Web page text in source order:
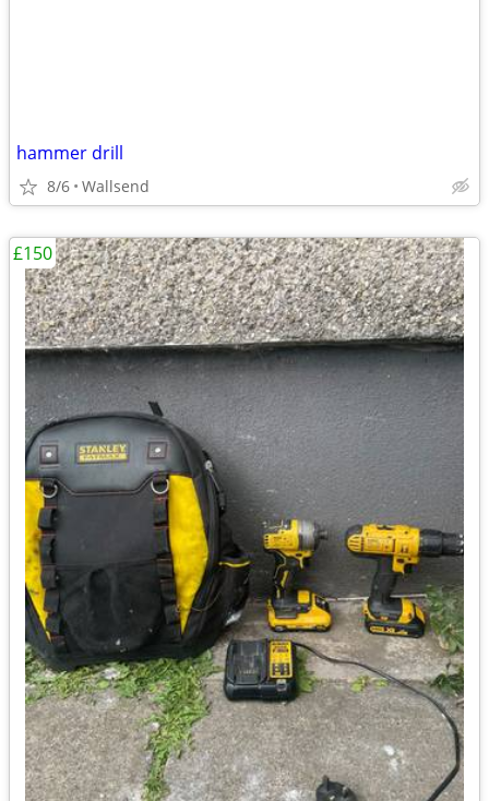
hammer drill
8/6 Wallsend
£150